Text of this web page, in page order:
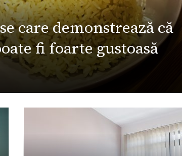
care demonstrează că
fi foarte gustoasă